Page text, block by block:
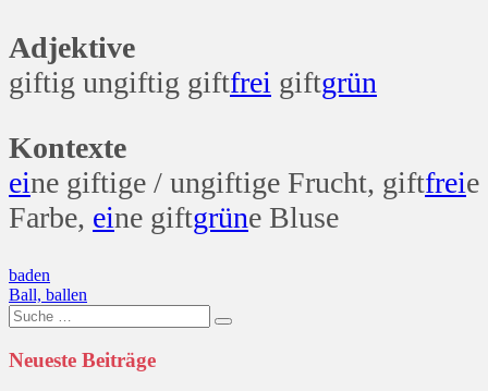
Adjektive
giftig ungiftig giftfrei giftgrün
Kontexte
eine giftige / ungiftige Frucht, giftfreie
Farbe, eine giftgrüne Bluse
Beitragsnavigation
baden
Ball, ballen
Suche
nach:
Neueste Beiträge